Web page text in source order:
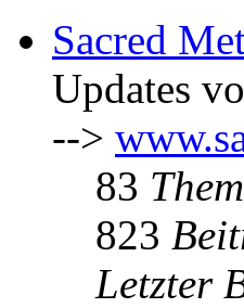
Sacred
Updates
-->
83
823
Letzter